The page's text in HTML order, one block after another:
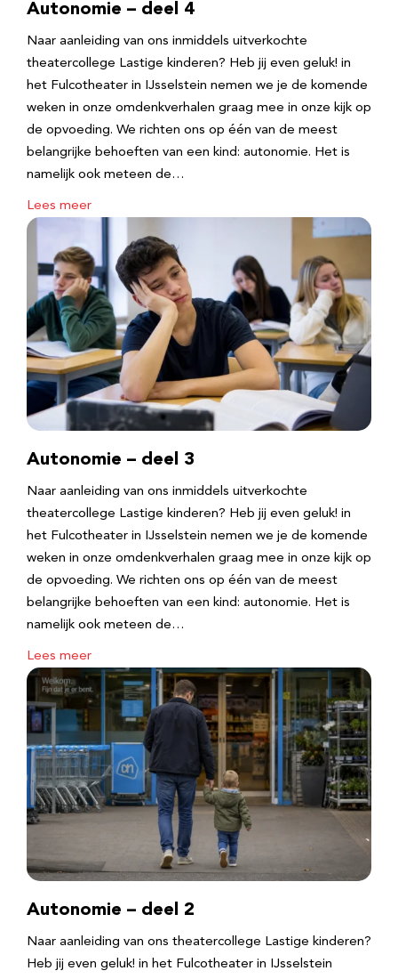
Autonomie – deel 4
Naar aanleiding van ons inmiddels uitverkochte
theatercollege Lastige kinderen? Heb jij even geluk! in
het Fulcotheater in IJsselstein nemen we je de komende
weken in onze omdenkverhalen graag mee in onze kijk op
de opvoeding. We richten ons op één van de meest
belangrijke behoeften van een kind: autonomie. Het is
namelijk ook meteen de…
Lees meer
Autonomie – deel 3
Naar aanleiding van ons inmiddels uitverkochte
theatercollege Lastige kinderen? Heb jij even geluk! in
het Fulcotheater in IJsselstein nemen we je de komende
weken in onze omdenkverhalen graag mee in onze kijk op
de opvoeding. We richten ons op één van de meest
belangrijke behoeften van een kind: autonomie. Het is
namelijk ook meteen de…
Lees meer
Autonomie – deel 2
Naar aanleiding van ons theatercollege Lastige kinderen?
Heb jij even geluk! in het Fulcotheater in IJsselstein